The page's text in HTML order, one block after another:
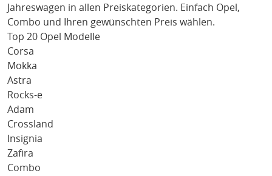
Jahreswagen in allen Preiskategorien. Einfach Opel ,
Combo und Ihren gewünschten Preis wählen.
Top 20 Opel Modelle
Corsa
Mokka
Astra
Rocks-e
Adam
Crossland
Insignia
Zafira
Combo